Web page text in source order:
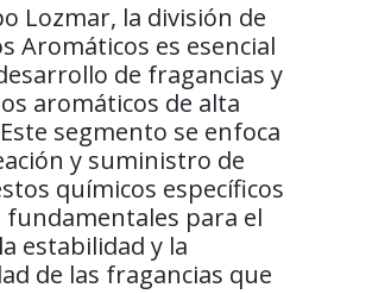
Lozmar, la división de
Aromáticos es esencial
de fragancias y
aromáticos de alta
segmento se enfoca
y suministro de
químicos específicos
fundamentales para el
estabilidad y la
de las fragancias que